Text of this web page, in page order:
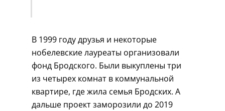
В 1999 году друзья и некоторые
нобелевские лауреаты организовали
фонд Бродского. Были выкуплены три
из четырех комнат в коммунальной
квартире, где жила семья Бродских. А
дальше проект заморозили до 2019